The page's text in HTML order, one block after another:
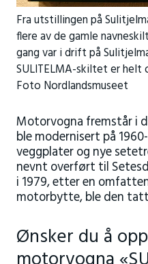
Fra utstillingen på
flere av de gamle
gang var i drift på
SULITELMA-skiltet er helt
Foto Nordlandsmuseet
Motorvogna fremstår i
ble modernisert på
veggplater og nye
nevnt overført til
i 1979, etter en
motorbytte, ble den
Ønsker du å